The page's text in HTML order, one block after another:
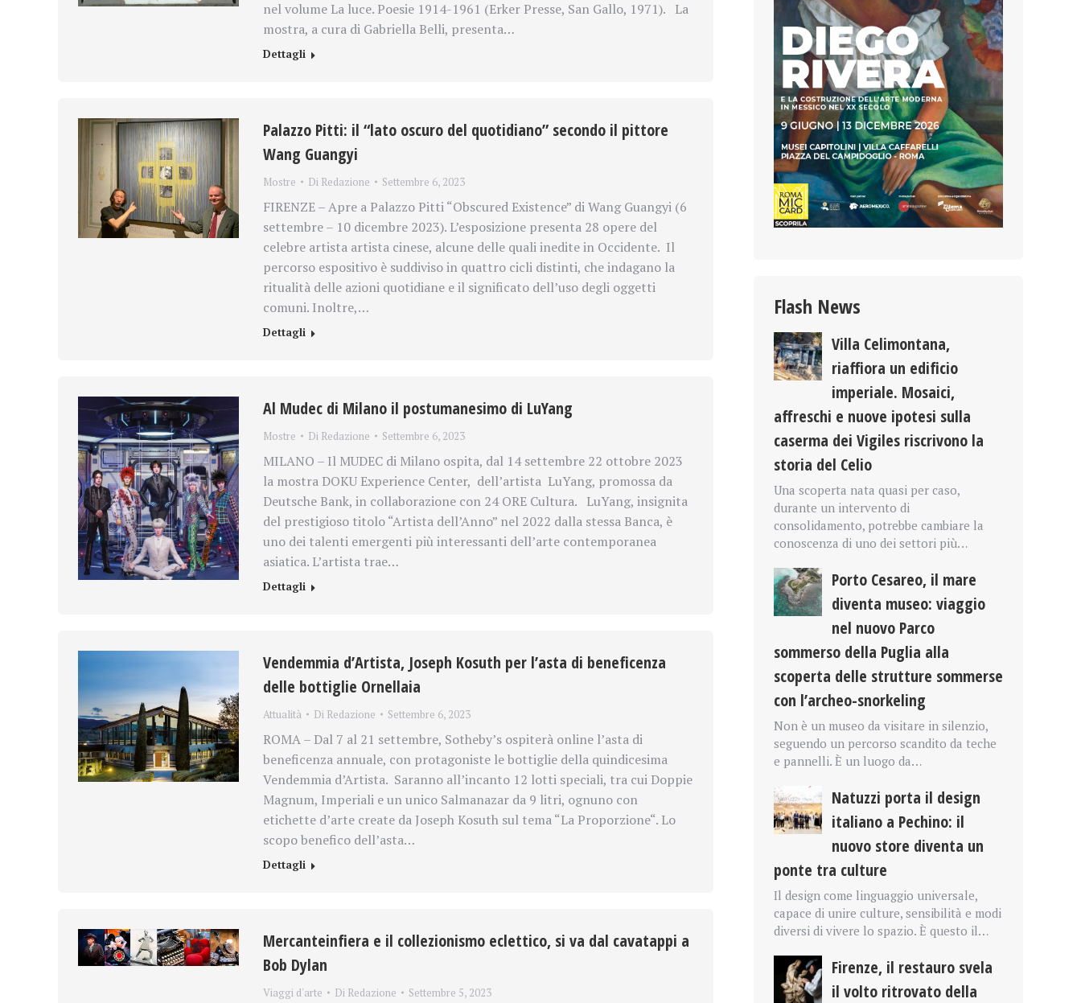
nel volume La luce. Poesie 1914-1961 (Erker Presse, San Gallo, 1971). La
mostra, a cura di Gabriella Belli, presenta…
Dettagli
Palazzo Pitti: il “lato oscuro del quotidiano” secondo il pittore
Wang Guangyi
Mostre Di Redazione Settembre 6, 2023
FIRENZE – Apre a Palazzo Pitti “Obscured Existence” di Wang Guangyi (6
settembre – 10 dicembre 2023). L’esposizione presenta 28 opere del
celebre artista artista cinese, alcune delle quali inedite in Occidente. Il
percorso espositivo è suddiviso in quattro cicli distinti, che indagano la
ritualità delle azioni quotidiane e il significato dell’uso degli oggetti
comuni. Inoltre,…
Dettagli
Al Mudec di Milano il postumanesimo di LuYang
Mostre Di Redazione Settembre 6, 2023
MILANO – Il MUDEC di Milano ospita, dal 14 settembre 22 ottobre 2023
la mostra DOKU Experience Center, dell’artista LuYang, promossa da
Deutsche Bank, in collaborazione con 24 ORE Cultura. LuYang, insignita
del prestigioso titolo “Artista dell’Anno” nel 2022 dalla stessa Banca, è
uno dei talenti emergenti più interessanti dell’arte contemporanea
asiatica. L’artista trae…
Dettagli
Vendemmia d’Artista, Joseph Kosuth per l’asta di beneficenza
delle bottiglie Ornellaia
Attualità Di Redazione Settembre 6, 2023
ROMA – Dal 7 al 21 settembre, Sotheby’s ospiterà online l’asta di
beneficenza annuale, con protagoniste le bottiglie della quindicesima
Vendemmia d’Artista. Saranno all’incanto 12 lotti speciali, tra cui Doppie
Magnum, Imperiali e un unico Salmanazar da 9 litri, ognuno con
etichette d’arte create da Joseph Kosuth sul tema “La Proporzione“. Lo
scopo benefico dell’asta…
Dettagli
Mercanteinfiera e il collezionismo eclettico, si va dal cavatappi a
Bob Dylan
Viaggi d'arte Di Redazione Settembre 5, 2023
Flash News
Villa Celimontana,
riaffiora un edificio
imperiale. Mosaici,
affreschi e nuove ipotesi sulla
caserma dei Vigiles riscrivono la
storia del Celio
Una scoperta nata quasi per caso,
durante un intervento di
consolidamento, potrebbe cambiare la
conoscenza di uno dei settori più…
Porto Cesareo, il mare
diventa museo: viaggio
nel nuovo Parco
sommerso della Puglia alla
scoperta delle strutture sommerse
con l’archeo-snorkeling
Non è un museo da visitare in silenzio,
seguendo un percorso scandito da teche
e pannelli. È un luogo da…
Natuzzi porta il design
italiano a Pechino: il
nuovo store diventa un
ponte tra culture
Il design come linguaggio universale,
capace di unire culture, sensibilità e modi
diversi di vivere lo spazio. È questo il…
Firenze, il restauro svela
il volto ritrovato della